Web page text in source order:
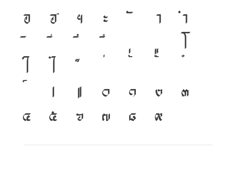
อ ฮ ฯ ะ า ำ
โ
ใ ไ
เ แ ๐ ๑ ๒ ๓
๔ ๕ ๖ ๗ ๘ ๙